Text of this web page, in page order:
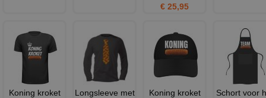
€ 25,95
Koning kroket
Longsleeve met
Koning kroket
Schort voor